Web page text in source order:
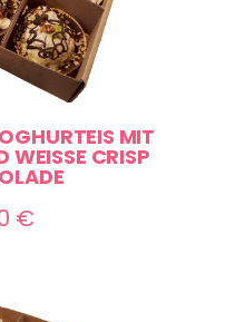
MIT
CRISP S
€